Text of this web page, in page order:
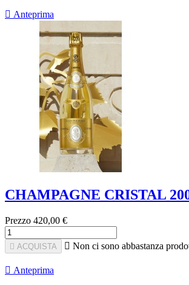
 Anteprima
CHAMPAGNE CRISTAL
Prezzo 420,00 €
 ACQUISTA  Non ci sono abbastanza
 Anteprima